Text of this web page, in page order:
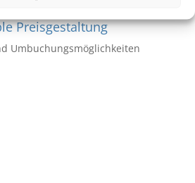
Preisgestaltung
Umbuchungsmöglichkeiten